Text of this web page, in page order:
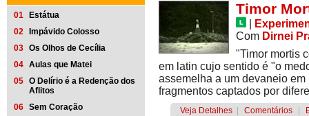
01
Estátua
02
Impávido Colosso
03 Os Olhos de Cecília
04 Aulas que Matei
05 O Delírio é a Redenção dos
Aflitos
06 Sem Coração
Timor
Com Dirnei
"Timor mortis
em latin cujo sentido é "o
assemelha a um devaneio
fragmentos captados por
Veja Detalhes Comentários